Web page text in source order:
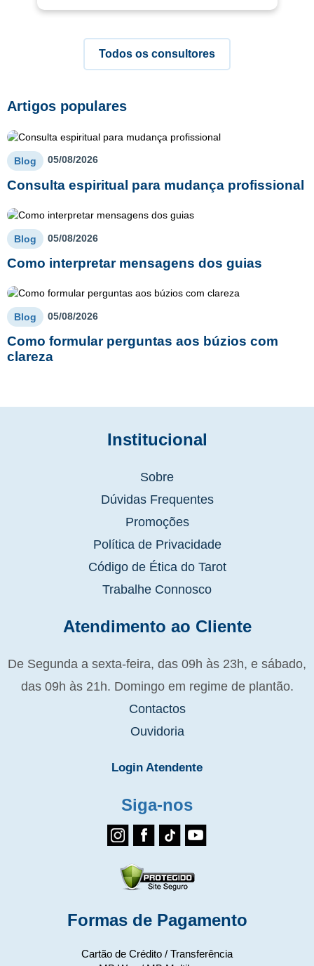
Todos os consultores
Artigos populares
Blog 05/08/2026
Consulta espiritual para mudança profissional
Blog 05/08/2026
Como interpretar mensagens dos guias
Blog 05/08/2026
Como formular perguntas aos búzios com
clareza
Institucional
Sobre
Dúvidas Frequentes
Promoções
Política de Privacidade
Código de Ética do Tarot
Trabalhe Connosco
Atendimento ao Cliente
De Segunda a sexta-feira, das 09h às 23h, e sábado,
das 09h às 21h. Domingo em regime de plantão.
Contactos
Ouvidoria
Login Atendente
Siga-nos
Formas de Pagamento
Cartão de Crédito / Transferência